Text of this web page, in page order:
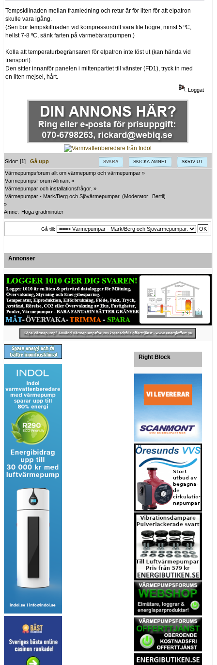
Tempskillnaden mellan framledning och retur är för liten för att elpatron
skulle vara igång.
(Sen bör tempskillnaden vid kompressordrift vara lite högre, minst 5 ºC,
hellst 7-8 ºC, sänk farten på värmebärarpumpen.)
Kolla att temperaturbegränsaren för elpatron inte löst ut (kan hända vid
transport).
Den sitter innanför panelen i mittenpartiet till vänster (FD1), tryck in med
en liten mejsel, hårt.
Loggat
SVARA SKICKA ÄMNET SKRIV UT
Sidor: [1]Gå upp
Värmepumpsforum allt om värmepump och värmepumpar »
VärmepumpsForum Allmänt »
Värmepumpar och installationsfrågor. »
Värmepumpar - Mark/Berg och Sjövärmepumpar. (Moderator: Bertil)
»
Ämne: Höga gradminuter
Gå till:
Annonser
Right Block